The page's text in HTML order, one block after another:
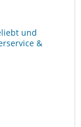
und
&